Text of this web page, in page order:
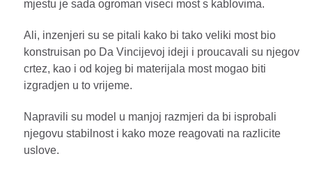
mjestu je sada ogroman viseci most s kablovima.
Ali, inzenjeri su se pitali kako bi tako veliki most bio
konstruisan po Da Vincijevoj ideji i proucavali su njegov
crtez, kao i od kojeg bi materijala most mogao biti
izgradjen u to vrijeme.
Napravili su model u manjoj razmjeri da bi isprobali
njegovu stabilnost i kako moze reagovati na razlicite
uslove.